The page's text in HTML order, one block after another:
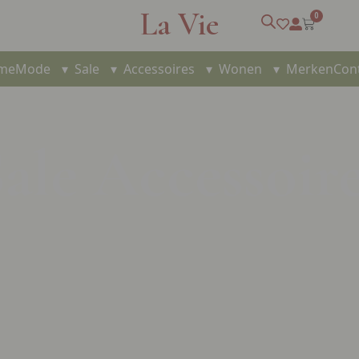
La Vie 0
Mode ▾ Sale ▾ Accessoires ▾ Wonen ▾ Merken